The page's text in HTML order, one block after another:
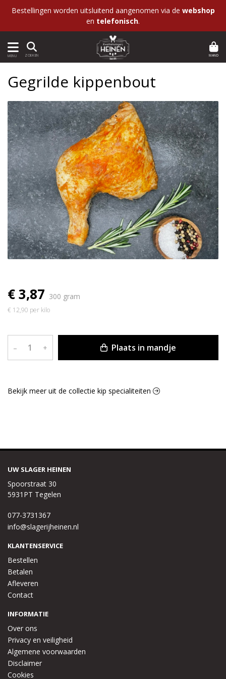
Bestellingen worden uitsluitend aangenomen via de webshop
en telefonisch.
MENU ZOEKEN MAND
Gegrilde kippenbout
€ 3,87 300 gram
€ 12,90 per kilo
– + Plaats in mandje
Bekijk meer uit de collectie kip specialiteiten
UW SLAGER HEINEN
Spoorstraat 30
5931PT Tegelen
077-3731367
info@slagerijheinen.nl
KLANTENSERVICE
Bestellen
Betalen
Afleveren
Contact
INFORMATIE
Over ons
Privacy en veiligheid
Algemene voorwaarden
Disclaimer
Cookies